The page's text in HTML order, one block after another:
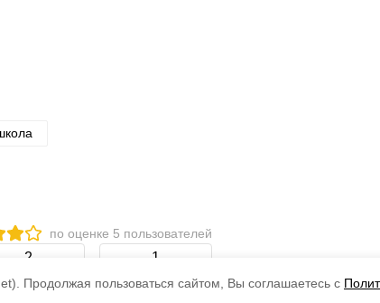
Продолжая пользоваться сайтом, Вы соглашаетесь с
по оценке 5 пользователей
2 1